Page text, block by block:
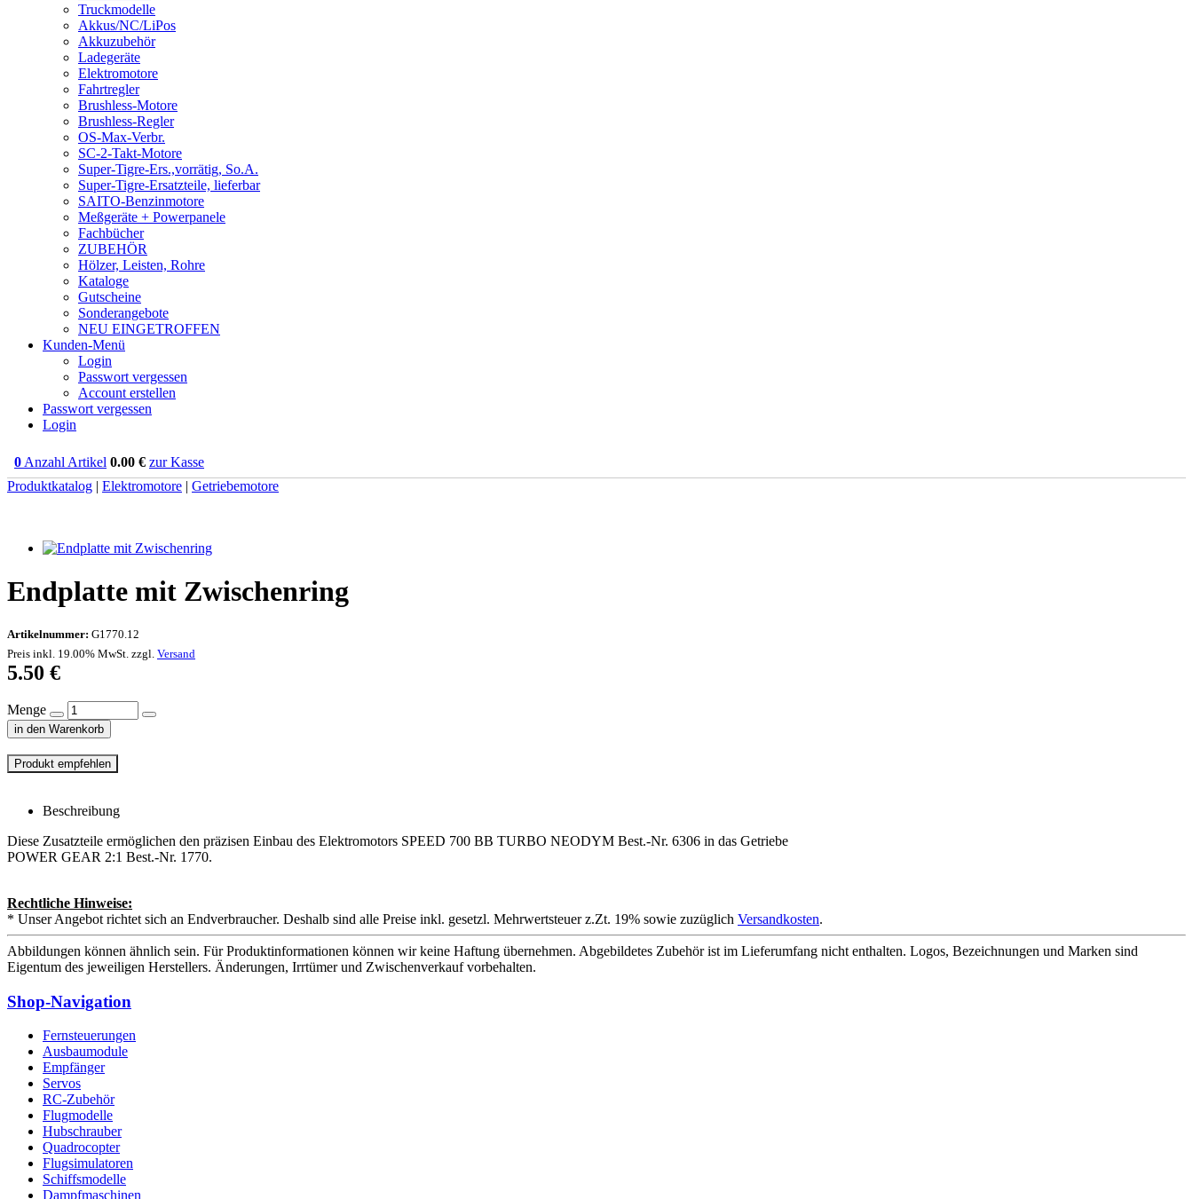
Truckmodelle
Akkus/NC/LiPos
Akkuzubehör
Ladegeräte
Elektromotore
Fahrtregler
Brushless-Motore
Brushless-Regler
OS-Max-Verbr.
SC-2-Takt-Motore
Super-Tigre-Ers.,vorrätig, So.A.
Super-Tigre-Ersatzteile, lieferbar
SAITO-Benzinmotore
Meßgeräte + Powerpanele
Fachbücher
ZUBEHÖR
Hölzer, Leisten, Rohre
Kataloge
Gutscheine
Sonderangebote
NEU EINGETROFFEN
Kunden-Menü
Login
Passwort vergessen
Account erstellen
Passwort vergessen
Login
0 Anzahl Artikel 0.00 € zur Kasse
Produktkatalog | Elektromotore | Getriebemotore
Endplatte mit Zwischenring
Artikelnummer: G1770.12
Preis inkl. 19.00% MwSt. zzgl. Versand
5.50 €
Menge
in den Warenkorb
Beschreibung
Diese Zusatzteile ermöglichen den präzisen Einbau des Elektromotors SPEED 700 BB TURBO NEODYM Best.-Nr. 6306 in das Getriebe
POWER GEAR 2:1 Best.-Nr. 1770.
Rechtliche Hinweise:
* Unser Angebot richtet sich an Endverbraucher. Deshalb sind alle Preise inkl. gesetzl. Mehrwertsteuer z.Zt. 19% sowie zuzüglich Versandkosten.
Abbildungen können ähnlich sein. Für Produktinformationen können wir keine Haftung übernehmen. Abgebildetes Zubehör ist im Lieferumfang nicht enthalten. Logos, Bezeichnungen und Marken sind
Eigentum des jeweiligen Herstellers. Änderungen, Irrtümer und Zwischenverkauf vorbehalten.
Shop-Navigation
Fernsteuerungen
Ausbaumodule
Empfänger
Servos
RC-Zubehör
Flugmodelle
Hubschrauber
Quadrocopter
Flugsimulatoren
Schiffsmodelle
Dampfmaschinen